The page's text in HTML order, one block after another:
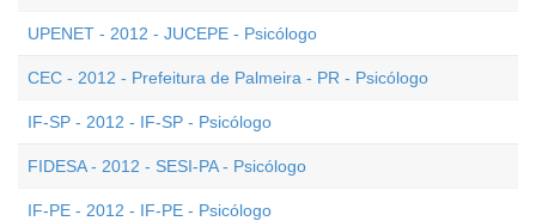
UPENET - 2012 - JUCEPE - Psicólogo
CEC - 2012 - Prefeitura de Palmeira - PR - Psicólogo
IF-SP - 2012 - IF-SP - Psicólogo
FIDESA - 2012 - SESI-PA - Psicólogo
IF-PE - 2012 - IF-PE - Psicólogo